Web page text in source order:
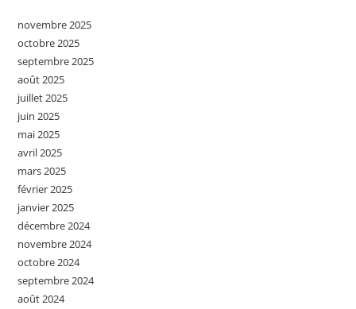
novembre 2025
octobre 2025
septembre 2025
août 2025
juillet 2025
juin 2025
mai 2025
avril 2025
mars 2025
février 2025
janvier 2025
décembre 2024
novembre 2024
octobre 2024
septembre 2024
août 2024